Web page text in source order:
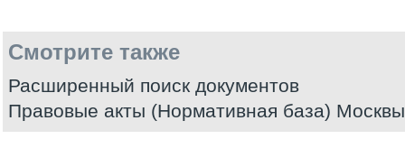
Смотрите также
Расширенный поиск документов
Правовые акты (Нормативная база) Москвы